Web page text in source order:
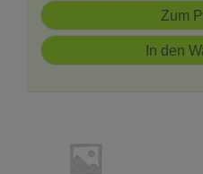
Zum
In den